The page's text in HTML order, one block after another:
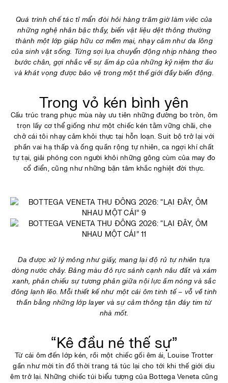
Quá trình chế tác tỉ mẩn đòi hỏi hàng trăm giờ làm việc của
những nghệ nhân bậc thầy, biến vật liệu dệt thông thường
thành một lớp giáp hữu cơ mềm mại, nhạy cảm như da lông
của sinh vật sống. Từng sợi lụa chuyển động nhịp nhàng theo
bước chân, gợi nhắc về sự ấm áp của những kỷ niệm thơ ấu
và khát vọng được bảo vệ trong một thế giới đầy biến động.
Trong vỏ kén bình yên
Cấu trúc trang phục mùa này ưu tiên những đường bo tròn, ôm
trọn lấy cơ thể giống như một chiếc kén tằm vững chãi, che
chở cái tôi nhạy cảm khỏi thực tại hỗn loạn. Suit bộ trở lại với
phần vai hạ thấp và ống quần rộng tự nhiên, ca ngợi khí chất
tự tại, giải phóng con người khỏi những gông cùm của may đo
cổ điển, cũng như những bận tâm khắc nghiệt đời thực.
Da được xử lý mỏng như giấy, mang lại độ rủ tự nhiên tựa
dòng nước chảy. Bảng màu đỏ rực sánh cạnh nâu đất và xám
xanh, phản chiếu sự tương phản giữa nội lực ấm nóng và sắc
đông lạnh lẽo. Mỗi thiết kế như một cái ôm tinh tế – vỗ về tinh
thần bằng những lớp layer và sự cảm thông tận đáy tim từ
nhà mốt.
“Kê đầu né thế sự”
Từ cái ôm đến lớp kén, rồi một chiếc gối êm ái, Louise Trotter
gần như mời tín đồ thời trang tá túc lại cho tới khi thế giới dịu
êm trở lại. Những chiếc túi biểu tượng của Bottega Veneta cũng